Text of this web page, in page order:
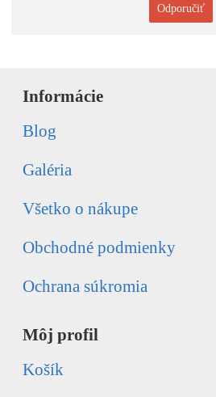
Odporučiť
Informácie
Blog
Galéria
Všetko o nákupe
Obchodné podmienky
Ochrana súkromia
Môj profil
Košík